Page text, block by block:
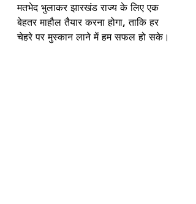
मतभेद भुलाकर झारखंड राज्य के लिए एक
बेहतर माहौल तैयार करना होगा, ताकि हर
चेहरे पर मुस्कान लाने में हम सफल हो सके।